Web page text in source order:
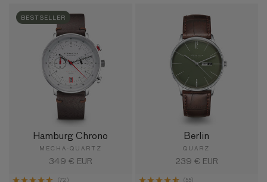
Hamburg Chrono
MECHA-QUARTZ
Normaler
349 € EUR
BESTSELLER
(72)
Berlin
QUARZ
Normaler
239 € EUR
(55)